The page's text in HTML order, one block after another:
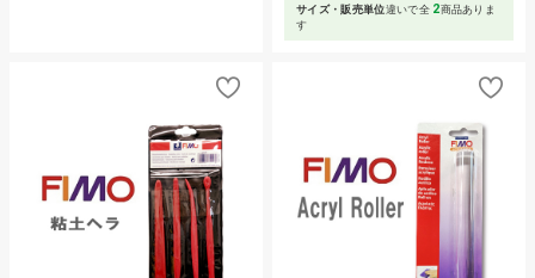
サイズ・販売単位違いで全 2商品ありま
す